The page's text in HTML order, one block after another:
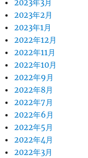
2023年3月
2023年2月
2023年1月
2022年12月
2022年11月
2022年10月
2022年9月
2022年8月
2022年7月
2022年6月
2022年5月
2022年4月
2022年3月